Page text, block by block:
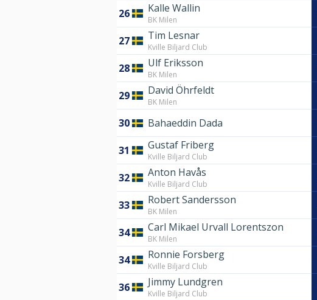
26 Kalle Wallin
BK Milen
27 Tim Lesnar
Kville Biljard Club
28 Ulf Eriksson
BK Milen
29 David Öhrfeldt
BK Milen
30 Bahaeddin Dada
31 Gustaf Friberg
Kville Biljard Club
32 Anton Havås
Kville Biljard Club
33 Robert Sandersson
BK Milen
34 Carl Mikael Urvall Lorentszon
BK Milen
34 Ronnie Forsberg
Kville Biljard Club
36 Jimmy Lundgren
Kville Biljard Club